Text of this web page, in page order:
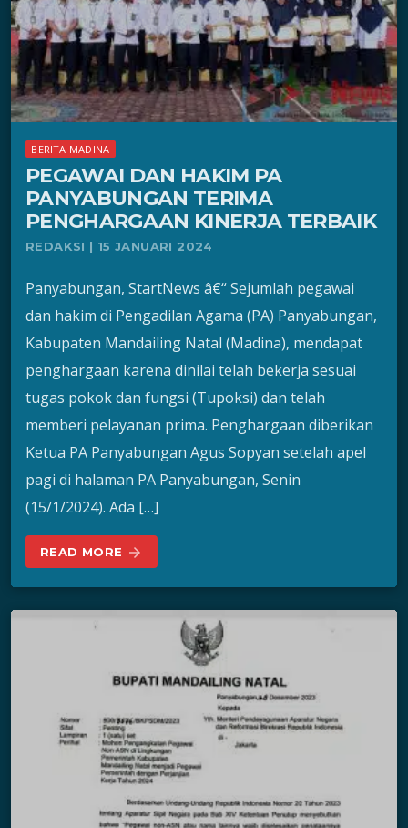
BERITA MADINA
PEGAWAI DAN HAKIM PA
PANYABUNGAN TERIMA
PENGHARGAAN KINERJA TERBAIK
REDAKSI | 15 JANUARI 2024
Panyabungan, StartNews â€“ Sejumlah pegawai
dan hakim di Pengadilan Agama (PA) Panyabungan,
Kabupaten Mandailing Natal (Madina), mendapat
penghargaan karena dinilai telah bekerja sesuai
tugas pokok dan fungsi (Tupoksi) dan telah
memberi pelayanan prima. Penghargaan diberikan
Ketua PA Panyabungan Agus Sopyan setelah apel
pagi di halaman PA Panyabungan, Senin
(15/1/2024). Ada […]
READ MORE arrow_forward